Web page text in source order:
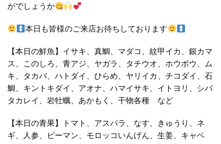
がでしょうか
本日も皆様のご来店お待ちしております
【本日の鮮魚】イサキ、真鯛、マダコ、紋甲イカ、銀カマ
ス、このしろ、青アジ、ヤガラ、タチウオ、ホウボウ、ム
キ、タカバ、ハトダイ、ひらめ、ヤリイカ、チコダイ、石
鯛、キントキダイ、アオナ、ハマイサキ、イトヨリ、シバ
タカレイ、岩牡蠣、あかもく、干物各種 など
【本日の青果】トマト、アスパラ、なす、きゅうり、ネ
ギ、人参、ピーマン、モロッコいんげん、生姜、キャベ